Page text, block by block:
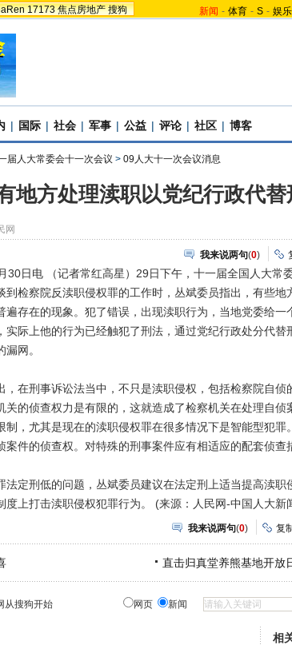
17173 焦点房地产 搜狗 新闻 - 体育 - S - 娱乐
| 国际 | 社会 | 军事 | 公益 | 评论 | 社区 | 博客
届人大常委会十一次会议 > 09人大十一次会议消息
地方处理渎职以党纪行政代
网
我来说两句(0)
日电 （记者常红高星）29日下午，十一届全国人大常
到检察院反渎职侵权罪的工作时，丛斌委员指出，有些地
遍存在的现象。犯了错误，出现渎职行为，当地党委给一
实际上他的行为已经触犯了刑法，通过党纪行政处分代替
网。
在刑事诉讼法当中，不只是渎职侵权，包括检察院自侦
关的侦查权力是有限的，这就造成了检察机关在处理自侦
制，尤其是现在的渎职侵权罪在很多情况下是智能型犯罪
案件的侦查权。对特殊的刑事案件应有相适应的配套侦查
刑低的问题，丛斌委员建议在法定刑上适当提高渎职
度上打击渎职侵权犯罪行为。 (来源：人民网-中国人大新
我来说两句(0) 复
直击归真堂养熊基地开放
从搜狗开始 网页 新闻
相